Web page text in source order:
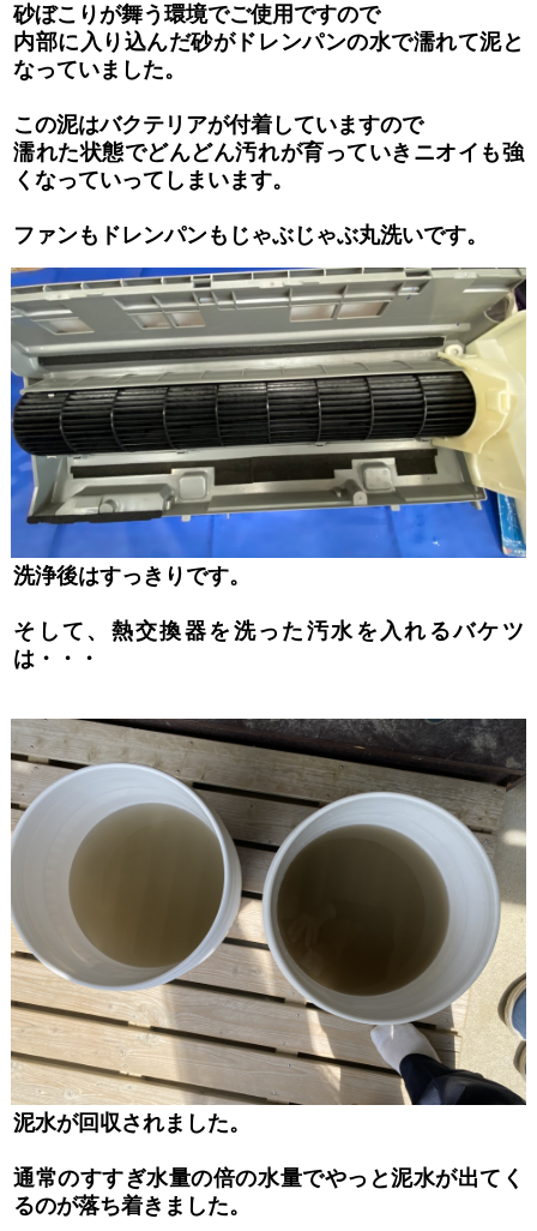
砂ぼこりが舞う環境でご使用ですので
内部に入り込んだ砂がドレンパンの水で濡れて泥と
なっていました。
この泥はバクテリアが付着していますので
濡れた状態でどんどん汚れが育っていきニオイも強
くなっていってしまいます。
ファンもドレンパンもじゃぶじゃぶ丸洗いです。
洗浄後はすっきりです。
そして、熱交換器を洗った汚水を入れるバケツ
は・・・
泥水が回収されました。
通常のすすぎ水量の倍の水量でやっと泥水が出てく
るのが落ち着きました。